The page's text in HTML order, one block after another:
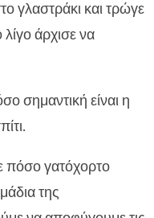
για καθημερινή
όταν η γάτα έφαγε
αντί για
γλαστράκι και τρώγε
άρχισε να
σημαντική είναι η
πόσο γατόχορτο
της